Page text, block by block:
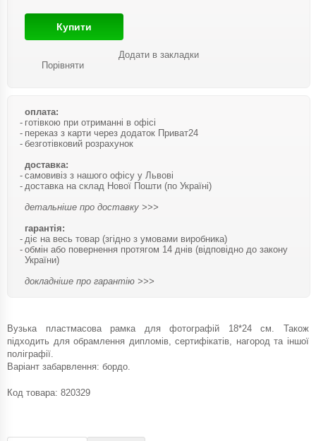
Купити
Порівняти
Додати в закладки
оплата:
готівкою при отриманні в офісі
переказ з карти через додаток Приват24
безготівковий розрахунок
доставка:
самовивіз з нашого офісу у Львові
доставка на склад Нової Пошти (по Україні)
детальніше про доставку >>>
гарантія:
діє на весь товар (згідно з умовами виробника)
обмін або повернення протягом 14 днів (відповідно до закону
України)
докладніше про гарантію >>>
Вузька пластмасова рамка для фотографій 18*24 см. Також
підходить для обрамлення дипломів, сертифікатів, нагород та іншої
поліграфії.
Варіант забарвлення: бордо.
Код товара: 820329